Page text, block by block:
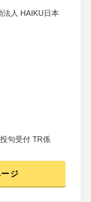
法人 HAIKU日本
句受付 TR係
ジ